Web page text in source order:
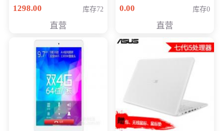
购买）
1298.00 库存72
直营
八代独显轻薄办公商务
0.00 库存0
直营